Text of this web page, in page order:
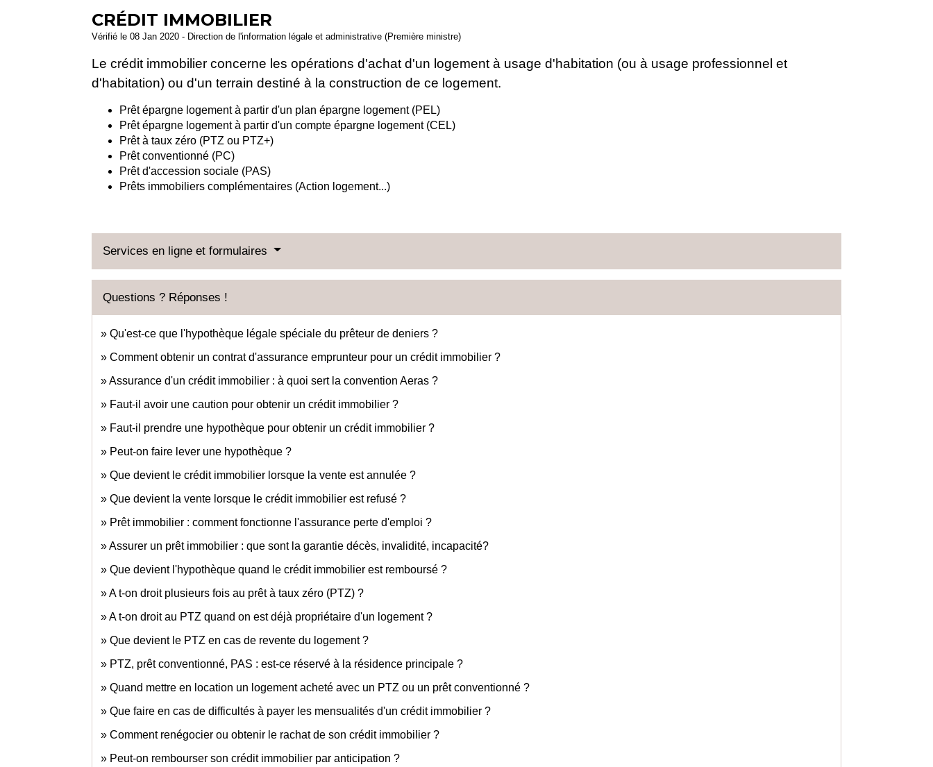
CRÉDIT IMMOBILIER
Vérifié le 08 Jan 2020 - Direction de l'information légale et administrative (Première ministre)
Le crédit immobilier concerne les opérations d'achat d'un logement à usage d'habitation (ou à usage professionnel et
d'habitation) ou d'un terrain destiné à la construction de ce logement.
Prêt épargne logement à partir d'un plan épargne logement (PEL)
Prêt épargne logement à partir d'un compte épargne logement (CEL)
Prêt à taux zéro (PTZ ou PTZ+)
Prêt conventionné (PC)
Prêt d'accession sociale (PAS)
Prêts immobiliers complémentaires (Action logement...)
Services en ligne et formulaires
Questions ? Réponses !
Qu'est-ce que l'hypothèque légale spéciale du prêteur de deniers ?
Comment obtenir un contrat d'assurance emprunteur pour un crédit immobilier ?
Assurance d'un crédit immobilier : à quoi sert la convention Aeras ?
Faut-il avoir une caution pour obtenir un crédit immobilier ?
Faut-il prendre une hypothèque pour obtenir un crédit immobilier ?
Peut-on faire lever une hypothèque ?
Que devient le crédit immobilier lorsque la vente est annulée ?
Que devient la vente lorsque le crédit immobilier est refusé ?
Prêt immobilier : comment fonctionne l'assurance perte d'emploi ?
Assurer un prêt immobilier : que sont la garantie décès, invalidité, incapacité?
Que devient l'hypothèque quand le crédit immobilier est remboursé ?
A t-on droit plusieurs fois au prêt à taux zéro (PTZ) ?
A t-on droit au PTZ quand on est déjà propriétaire d'un logement ?
Que devient le PTZ en cas de revente du logement ?
PTZ, prêt conventionné, PAS : est-ce réservé à la résidence principale ?
Quand mettre en location un logement acheté avec un PTZ ou un prêt conventionné ?
Que faire en cas de difficultés à payer les mensualités d'un crédit immobilier ?
Comment renégocier ou obtenir le rachat de son crédit immobilier ?
Peut-on rembourser son crédit immobilier par anticipation ?